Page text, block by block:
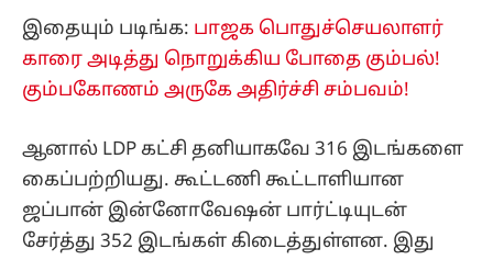
இதையும் படிங்க: பாஜக பொதுச்செயலாளர்
காரை அடித்து நொறுக்கிய போதை கும்பல்!
கும்பகோணம் அருகே அதிர்ச்சி சம்பவம்!
ஆனால் LDP கட்சி தனியாகவே 316 இடங்களை
கைப்பற்றியது. கூட்டணி கூட்டாளியான
ஜப்பான் இன்னோவேஷன் பார்ட்டியுடன்
சேர்த்து 352 இடங்கள் கிடைத்துள்ளன. இது